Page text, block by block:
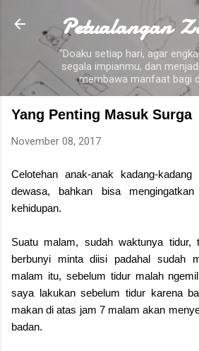
Skip to main content
Petualangan
"Doaku setiap hari, agar
segala impianmu, dan
membawa manfaat bagi
Yang Penting Masuk Surga
November 08, 2017
Celotehan anak-anak kadang-
dewasa, bahkan bisa
kehidupan.
Suatu malam, sudah waktunya tidur,
berbunyi minta diisi padahal sudah
malam itu, sebelum tidur malah
saya lakukan sebelum tidur karena
makan di atas jam 7 malam akan
badan.